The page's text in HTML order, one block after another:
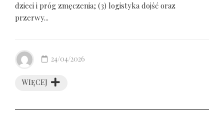
dzieci i próg zmęczenia; (3) logistyka dojść oraz
przerwy...
WIĘCEJ
24/04/2026